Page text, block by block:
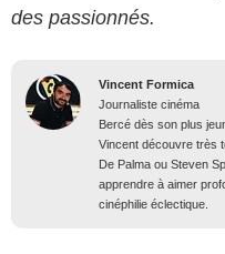
des passionnés.
Vincent Formica
Journaliste cinéma
Bercé dès son plus
Vincent découvre très
De Palma ou Steven
apprendre à aimer
cinéphilie éclectique.